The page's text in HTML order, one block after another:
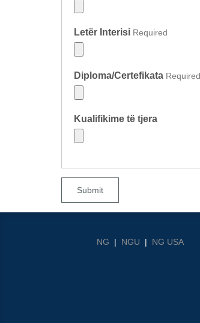
Letër Interisi Required
Diploma/Certefikata Required
Kualifikime të tjera
Submit
NG | NGU | NG USA